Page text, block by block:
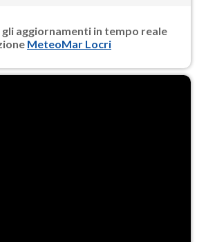
aggiornamenti in tempo reale
MeteoMar Locri